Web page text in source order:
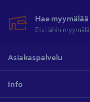
Hae myymälää
Etsi lähin
Asiakaspalvelu
Info